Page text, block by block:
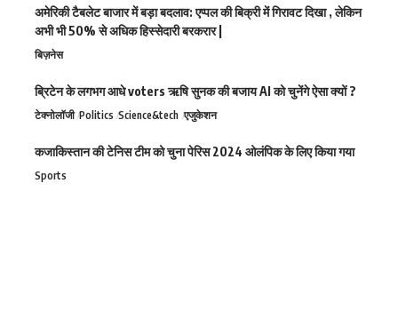
अमेरिकी टैबलेट बाजार में बड़ा बदलाव: एप्पल की बिक्री में गिरावट दिखा , लेकिन
अभी भी 50% से अधिक हिस्सेदारी बरकरार |
बिज़नेस
ब्रिटेन के लगभग आधे voters ऋषि सुनक की बजाय AI को चुनेंगे ऐसा क्यों ?
टेक्नोलॉजी Politics Science&tech एजुकेशन
कजाकिस्तान की टेनिस टीम को चुना पेरिस 2024 ओलंपिक के लिए किया गया
Sports